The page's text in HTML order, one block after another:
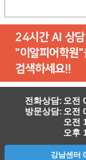
24시간 AI 상
"이알피어학원"
검색하세요!!
전화상담:
방문상담:
오전
오전
오전
오후
강남센터